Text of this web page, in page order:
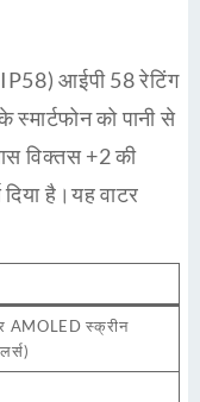
आईपी 58 रेटिंग
को पानी से
विक्तस +2 की
है।यह वाटर
AMOLED स्क्रीन